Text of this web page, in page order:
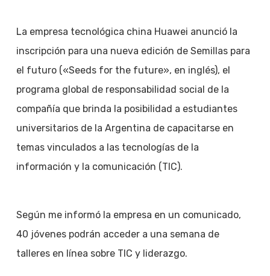
La empresa tecnológica china Huawei anunció la
inscripción para una nueva edición de Semillas para
el futuro («Seeds for the future», en inglés), el
programa global de responsabilidad social de la
compañía que brinda la posibilidad a estudiantes
universitarios de la Argentina de capacitarse en
temas vinculados a las tecnologías de la
información y la comunicación (TIC).
Según me informó la empresa en un comunicado,
40 jóvenes podrán acceder a una semana de
talleres en línea sobre TIC y liderazgo.